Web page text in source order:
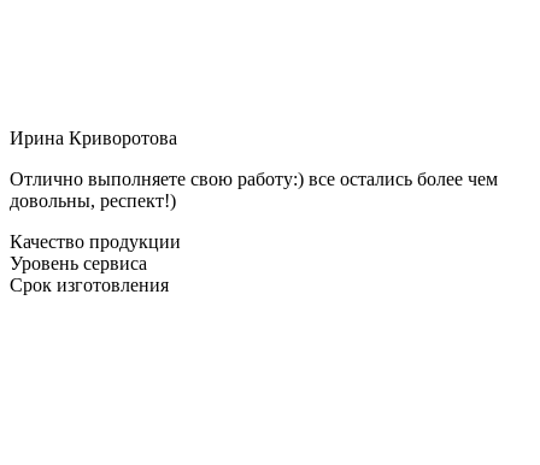
Ирина Криворотова
Отлично выполняете свою работу:) все остались более чем
довольны, респект!)
Качество продукции
Уровень сервиса
Срок изготовления